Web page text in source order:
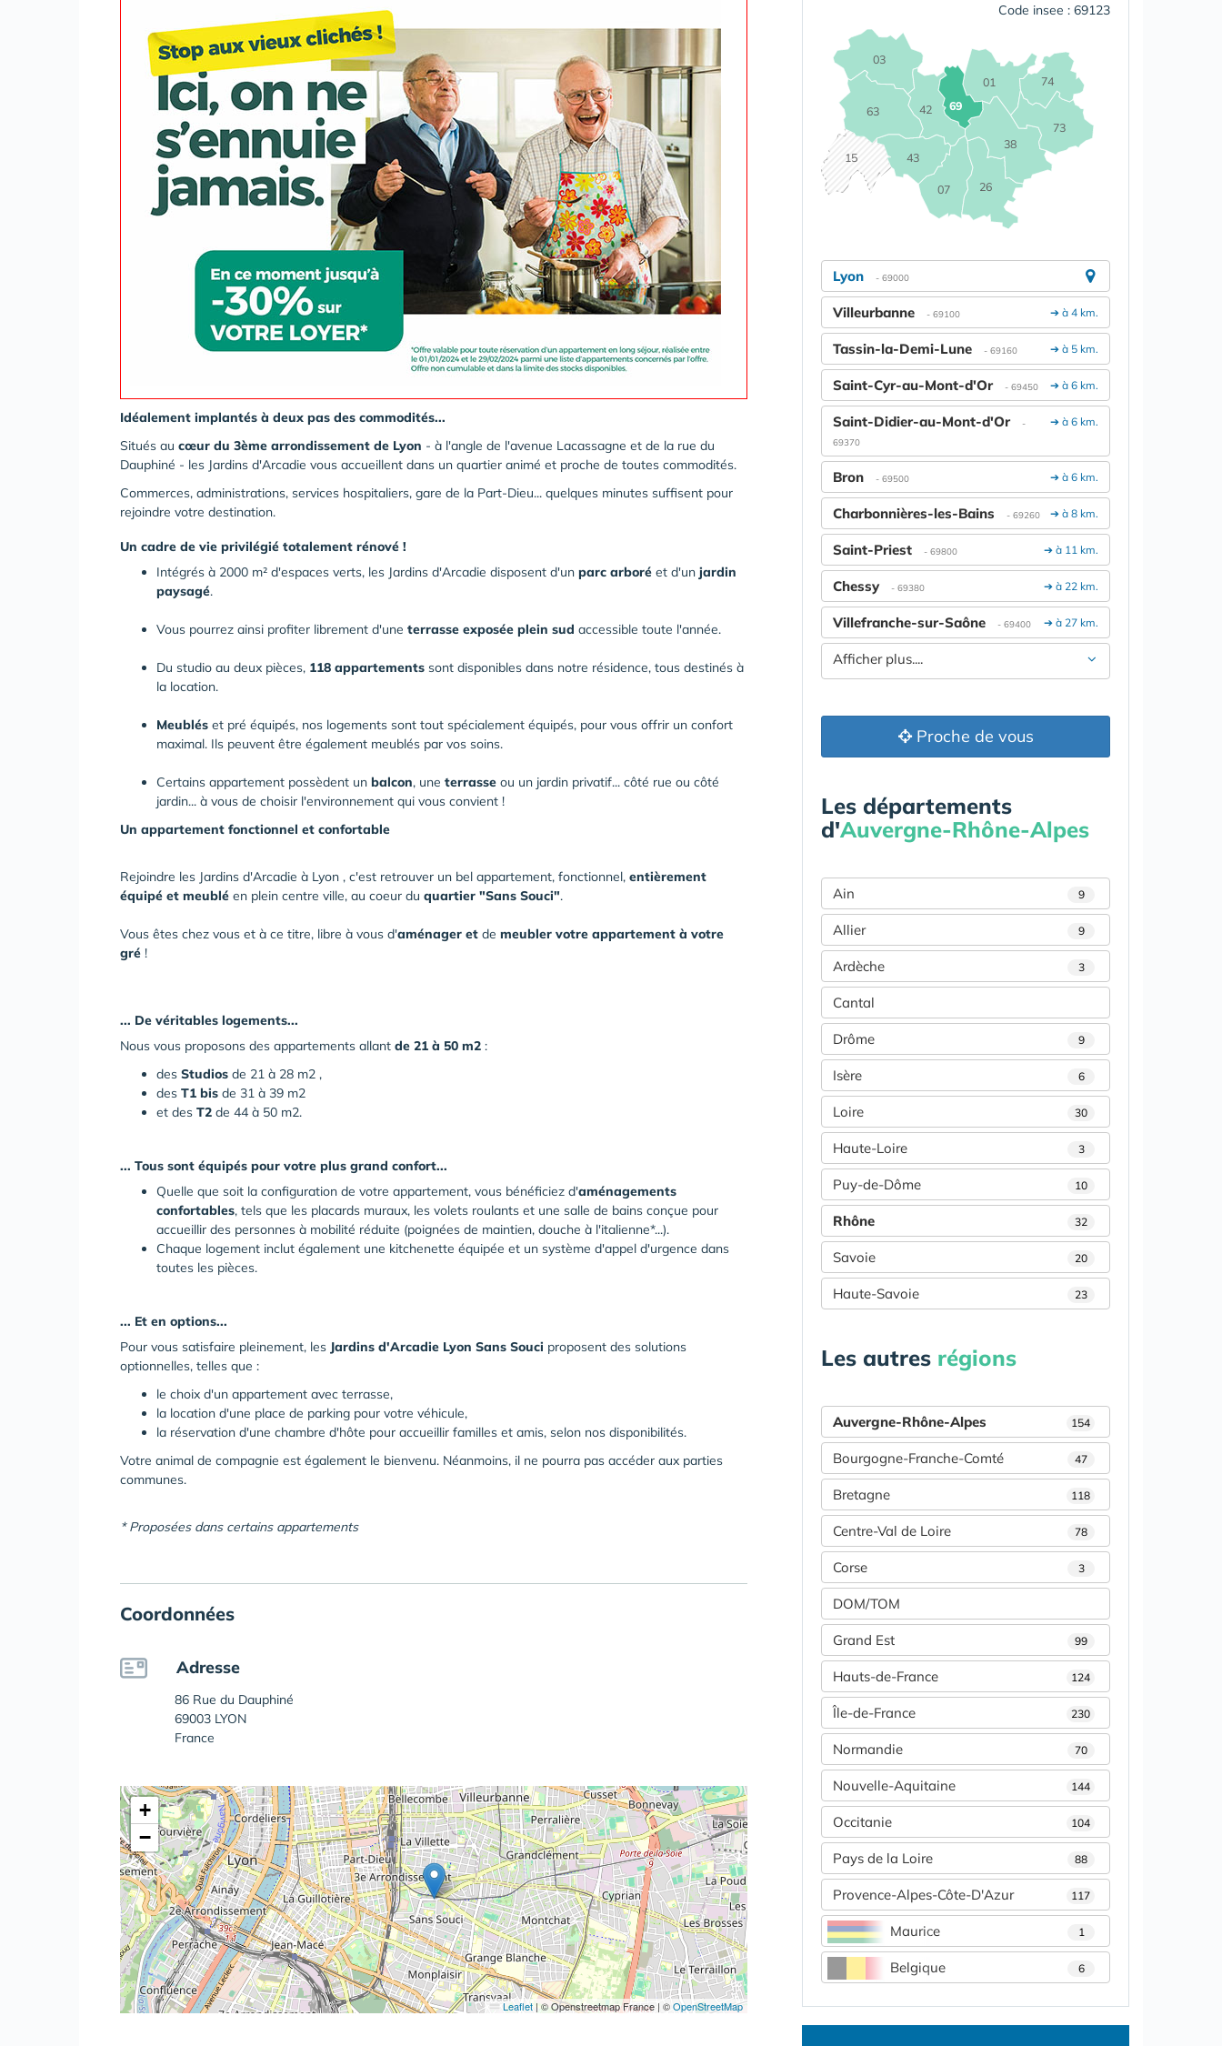
Idéalement implantés à deux pas des commodités...
Situés au cœur du 3ème arrondissement de Lyon - à l'angle de l'avenue Lacassagne et de la rue du
Dauphiné - les Jardins d'Arcadie vous accueillent dans un quartier animé et proche de toutes commodités.
Commerces, administrations, services hospitaliers, gare de la Part-Dieu... quelques minutes suffisent pour
rejoindre votre destination.
Un cadre de vie privilégié totalement rénové !
Intégrés à 2000 m² d'espaces verts, les Jardins d'Arcadie disposent d'un parc arboré et d'un jardin
paysagé.
Vous pourrez ainsi profiter librement d'une terrasse exposée plein sud accessible toute l'année.
Du studio au deux pièces, 118 appartements sont disponibles dans notre résidence, tous destinés à
la location.
Meublés et pré équipés, nos logements sont tout spécialement équipés, pour vous offrir un confort
maximal. Ils peuvent être également meublés par vos soins.
Certains appartement possèdent un balcon, une terrasse ou un jardin privatif... côté rue ou côté
jardin... à vous de choisir l'environnement qui vous convient !
Un appartement fonctionnel et confortable
Rejoindre les Jardins d'Arcadie à Lyon , c'est retrouver un bel appartement, fonctionnel, entièrement
équipé et meublé en plein centre ville, au coeur du quartier "Sans Souci".
Vous êtes chez vous et à ce titre, libre à vous d'aménager et de meubler votre appartement à votre
gré !
... De véritables logements...
Nous vous proposons des appartements allant de 21 à 50 m2 :
des Studios de 21 à 28 m2 ,
des T1 bis de 31 à 39 m2
et des T2 de 44 à 50 m2.
... Tous sont équipés pour votre plus grand confort...
Quelle que soit la configuration de votre appartement, vous bénéficiez d'aménagements
confortables, tels que les placards muraux, les volets roulants et une salle de bains conçue pour
accueillir des personnes à mobilité réduite (poignées de maintien, douche à l'italienne*...).
Chaque logement inclut également une kitchenette équipée et un système d'appel d'urgence dans
toutes les pièces.
... Et en options...
Pour vous satisfaire pleinement, les Jardins d'Arcadie Lyon Sans Souci proposent des solutions
optionnelles, telles que :
le choix d'un appartement avec terrasse,
la location d'une place de parking pour votre véhicule,
la réservation d'une chambre d'hôte pour accueillir familles et amis, selon nos disponibilités.
Votre animal de compagnie est également le bienvenu. Néanmoins, il ne pourra pas accéder aux parties
communes.
* Proposées dans certains appartements
Coordonnées
Adresse
86 Rue du Dauphiné
69003 LYON
France
+
−
Leaflet | © Openstreetmap France | ©OpenStreetMap
Code insee : 69123
01
03
07
15
26
38
42
43
63 69
73
74
Lyon - 69000
➔ à 4 km.
Villeurbanne - 69100
➔ à 5 km.
Tassin-la-Demi-Lune - 69160
➔ à 6 km.
Saint-Cyr-au-Mont-d'Or - 69450
➔ à 6 km.
Saint-Didier-au-Mont-d'Or
-
69370
➔ à 6 km.
Bron - 69500
➔ à 8 km.
Charbonnières-les-Bains - 69260
➔ à 11 km.
Saint-Priest - 69800
➔ à 22 km.
Chessy - 69380
➔ à 27 km.
Villefranche-sur-Saône - 69400
Afficher plus....
Proche de vous
Les départements
d'Auvergne-Rhône-Alpes
Ain 9
Allier 9
Ardèche 3
Cantal
Drôme 9
Isère 6
Loire 30
Haute-Loire 3
Puy-de-Dôme 10
Rhône 32
Savoie 20
Haute-Savoie 23
Les autres régions
Auvergne-Rhône-Alpes 154
Bourgogne-Franche-Comté 47
Bretagne 118
Centre-Val de Loire 78
Corse 3
DOM/TOM
Grand Est 99
Hauts-de-France 124
Île-de-France 230
Normandie 70
Nouvelle-Aquitaine 144
Occitanie 104
Pays de la Loire 88
Provence-Alpes-Côte-D'Azur 117
Maurice 1
Belgique 6